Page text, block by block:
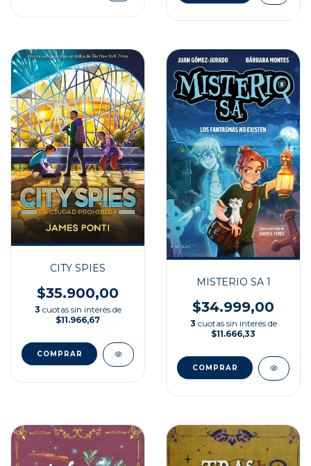
CITY SPIES
$35.900,00
3 cuotas sin interés de
$11.966,67
MISTERIO SA 1
$34.999,00
3 cuotas sin interés de
$11.666,33